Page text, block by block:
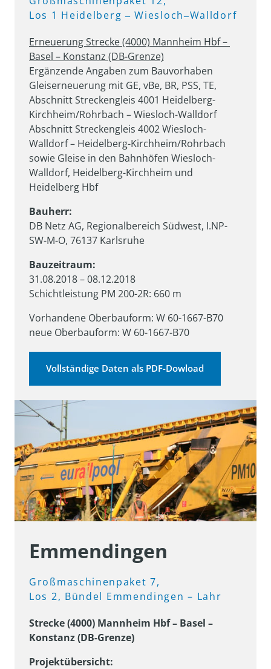
Los 1 Heidelberg ‒ Wiesloch‒Walldorf
Erneuerung Strecke (4000) Mannheim Hbf –
Basel – Konstanz (DB-Grenze)
Ergänzende Angaben zum Bauvorhaben
Gleiserneuerung mit GE, vBe, BR, PSS, TE,
Abschnitt Streckengleis 4001 Heidelberg-
Kirchheim/Rohrbach – Wiesloch-Walldorf
Abschnitt Streckengleis 4002 Wiesloch-
Walldorf – Heidelberg-Kirchheim/Rohrbach
sowie Gleise in den Bahnhöfen Wiesloch-
Walldorf, Heidelberg-Kirchheim und
Heidelberg Hbf
Bauherr:
DB Netz AG, Regionalbereich Südwest, I.NP-
SW-M-O, 76137 Karlsruhe
Bauzeitraum:
31.08.2018 – 08.12.2018
Schichtleistung PM 200-2R: 660 m
Vorhandene Oberbauform: W 60-1667-B70
neue Oberbauform: W 60-1667-B70
Vollständige Daten als PDF-Dowload
Emmendingen
Großmaschinenpaket 7,
Los 2, Bündel Emmendingen – Lahr
Strecke (4000) Mannheim Hbf – Basel –
Konstanz (DB-Grenze)